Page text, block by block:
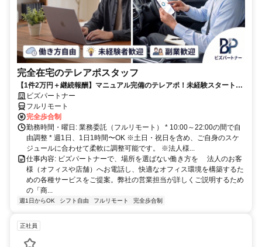
完全在宅のテレアポスタッフ
【1件2万円＋継続報酬】マニュアル完備のテレアポ！未経験スタートの
副業スタッフ活躍中／丁寧なフォロー体制あり
ビズパートナー
フルリモート
完全歩合制
勤務時間・曜日: 業務委託（フルリモート） * 10:00～22:00の間で自
由調整 * 週1日、1日1時間〜OK ※土日・祝日を含め、ご自身のスケ
ジュールに合わせて柔軟に調整可能です。 ※法人様...
仕事内容: ビズパートナーで、場所を選ばない働き方を 法人のお客
様（オフィスや店舗）へお電話し、快適なオフィス環境を構築するた
めの各種サービスをご提案。弊社の営業担当が詳しくご説明するため
の「商...
週1日からOK シフト自由 フルリモート 完全歩合制
正社員